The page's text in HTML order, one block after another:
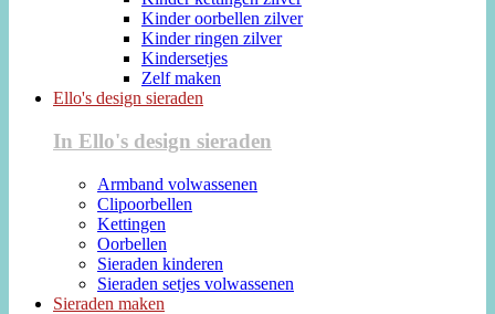
Kinder oorbellen zilver
Kinder ringen zilver
Kindersetjes
Zelf maken
Ello's design sieraden
In Ello's design sieraden
Armband volwassenen
Clipoorbellen
Kettingen
Oorbellen
Sieraden kinderen
Sieraden setjes volwassenen
Sieraden maken